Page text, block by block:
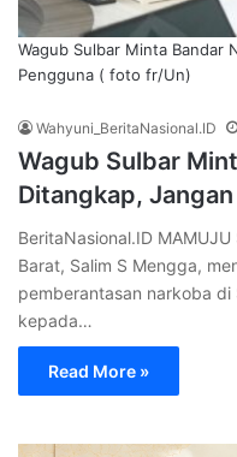
Wagub Sulbar Minta Bandar
Pengguna ( foto fr/Un)
Wahyuni_BeritaNasional.ID
Wagub Sulbar
Ditangkap,
BeritaNasional.ID MAMUJU
Barat, Salim S Mengga,
pemberantasan narkoba di
kepada…
Read More »